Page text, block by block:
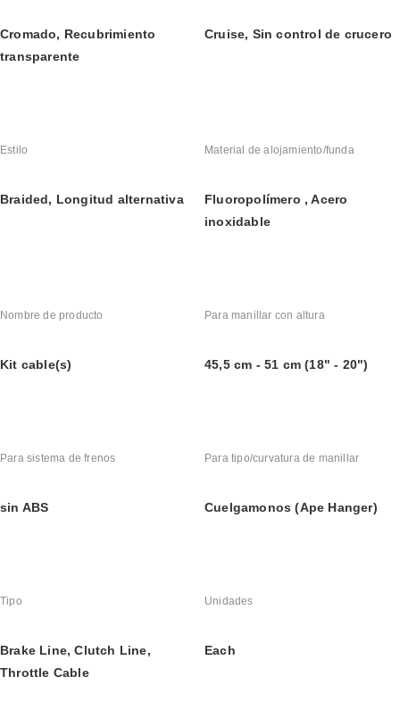
Cromado, Recubrimiento
transparente
Cruise, Sin control de crucero
Estilo
Braided, Longitud alternativa
Material de alojamiento/funda
Fluoropolímero , Acero
inoxidable
Nombre de producto
Kit cable(s)
Para manillar con altura
45,5 cm - 51 cm (18" - 20")
Para sistema de frenos
sin ABS
Para tipo/curvatura de manillar
Cuelgamonos (Ape Hanger)
Tipo
Brake Line, Clutch Line,
Throttle Cable
Unidades
Each